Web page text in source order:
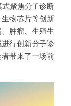
式聚焦分子诊断
物芯片等创新
肿瘤、生殖生
行创新分子诊
带来了一场前